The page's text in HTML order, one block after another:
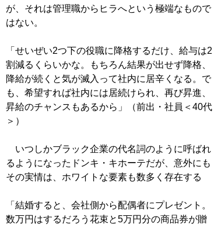
が、それは管理職からヒラへという極端なもので
はない。
「せいぜい2つ下の役職に降格するだけ、給与は2
割減るくらいかな。もちろん結果が出せず降格、
降給が続くと気が滅入って社内に居辛くなる。で
も、希望すれば社内には居続けられ、再び昇進、
昇給のチャンスもあるから」（前出・社員＜40代
＞）
いつしかブラック企業の代名詞のように呼ばれ
るようになったドンキ・キホーテだが、意外にも
その実情は、ホワイトな要素も数多く存在する
「結婚すると、会社側から配偶者にプレゼント。
数万円はするだろう花束と5万円分の商品券が贈